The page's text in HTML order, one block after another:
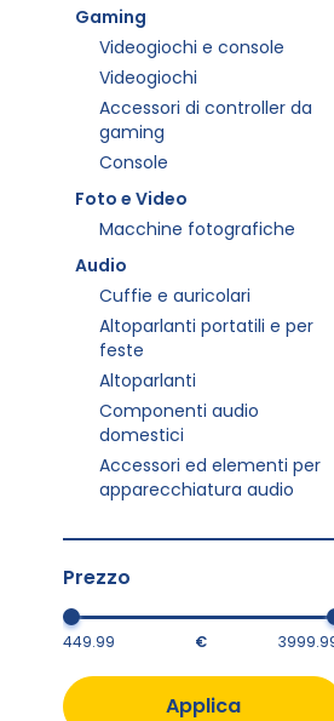
Gaming
Videogiochi e console
Videogiochi
Accessori di controller da
gaming
Console
Foto e Video
Macchine fotografiche
Audio
Cuffie e auricolari
Altoparlanti portatili e per
feste
Altoparlanti
Componenti audio
domestici
Accessori ed elementi per
apparecchiatura audio
Prezzo
€
Applica